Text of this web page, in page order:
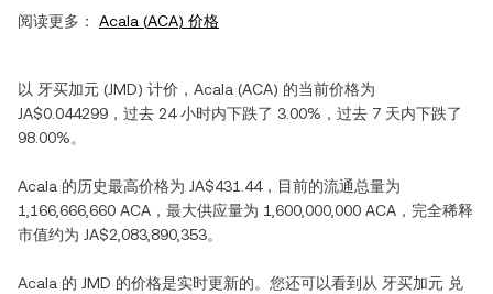
阅读更多： Acala (ACA) 价格
以 牙买加元 (JMD) 计价， Acala (ACA) 的当前价格为
JA$0.044299 ，过去 24 小时内下跌了 3.00% ，过去 7 天内下跌了
98.00%。
Acala 的历史最高价格为 JA$431.44，目前的流通总量为
1,166,666,660 ACA ，最大供应量为 1,600,000,000 ACA ，完全稀释
市值约为 JA$2,083,890,353。
Acala 的 JMD 的价格是实时更新的。您还可以看到从 牙买加元 兑